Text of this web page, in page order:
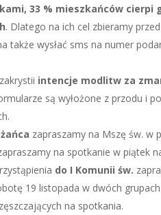
33 % mieszkańców cierpi
. Dlatego na ich cel zbieramy
także wysłać sms na numer
intencje modlitw za
są wyłożone z przodu i
zapraszamy na Mszę św. w
na spotkanie w piątek
do I Komunii św.
19 listopada w dwóch
na spotkania.